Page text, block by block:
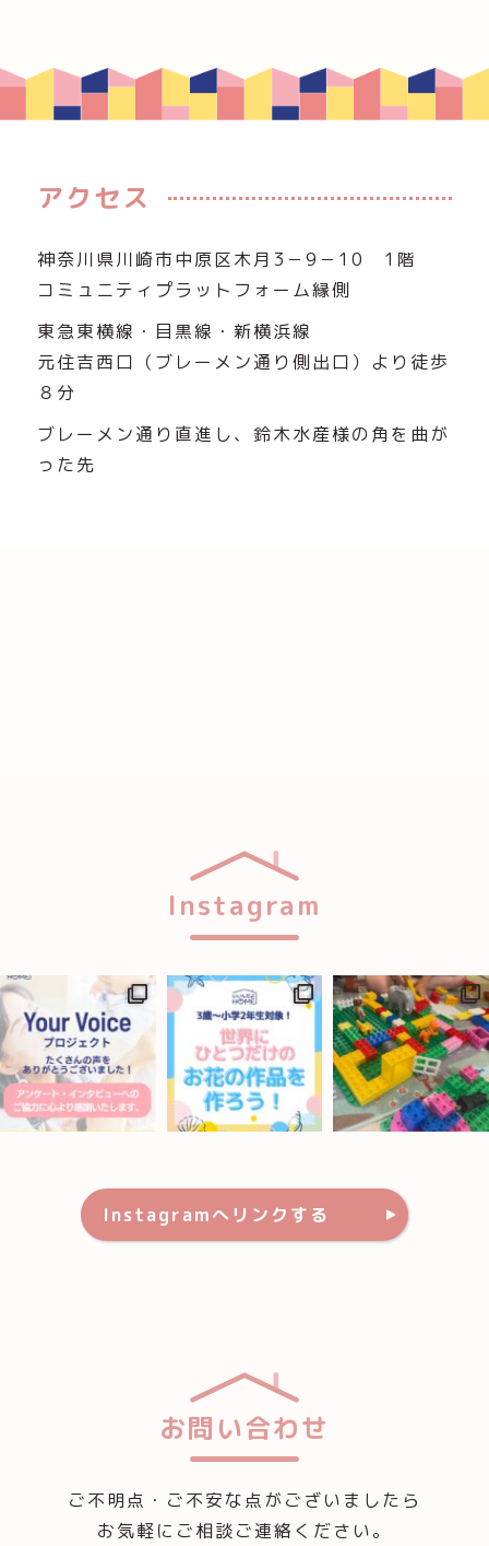
アクセス
神奈川県川崎市中原区木月3－9－10 1階
コミュニティプラットフォーム縁側
東急東横線・目黒線・新横浜線
元住吉西口（ブレーメン通り側出口）より徒歩
８分
ブレーメン通り直進し、鈴木水産様の角を曲が
った先
Instagram
Instagramへリンクする
お問い合わせ
ご不明点・ご不安な点がございましたら
お気軽にご相談ご連絡ください。